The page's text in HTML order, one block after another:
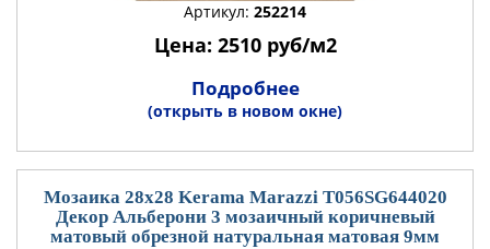
Артикул: 252214
Цена: 2510 руб/м2
Подробнее
(открыть в новом окне)
Мозаика 28x28 Kerama Marazzi T056SG644020
Декор Альберони 3 мозаичный коричневый
матовый обрезной натуральная матовая 9мм